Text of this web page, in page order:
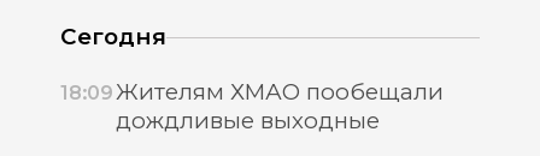
Сегодня
18:09Жителям ХМАО пообещали
дождливые выходные